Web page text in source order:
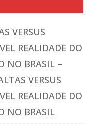
VERSUS
REALIDADE DO
NO BRASIL –
VERSUS
REALIDADE DO
NO BRASIL